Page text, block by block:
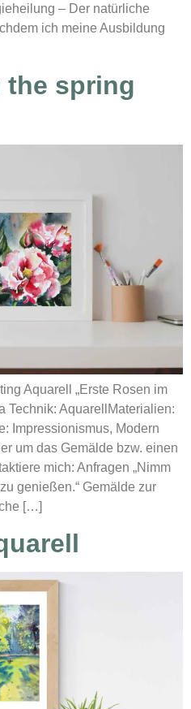
– Der natürliche
ich meine Ausbildung
the spring
Aquarell „Erste Rosen im
Technik: AquarellMaterialien:
Impressionismus, Modern
um das Gemälde bzw. einen
mich: Anfragen „Nimm
genießen.“ Gemälde zur
[…]